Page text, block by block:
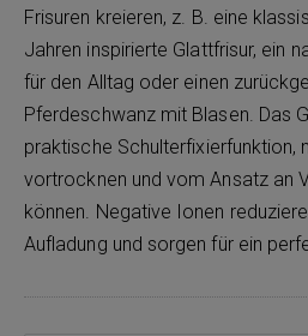
Frisuren kreieren, z. B. eine
Jahren inspirierte Glattfrisur, ein
für den Alltag oder einen
Pferdeschwanz mit Blasen. Das
praktische Schulterfixierfunktion,
vortrocknen und vom Ansatz an
können. Negative Ionen
Aufladung und sorgen für ein